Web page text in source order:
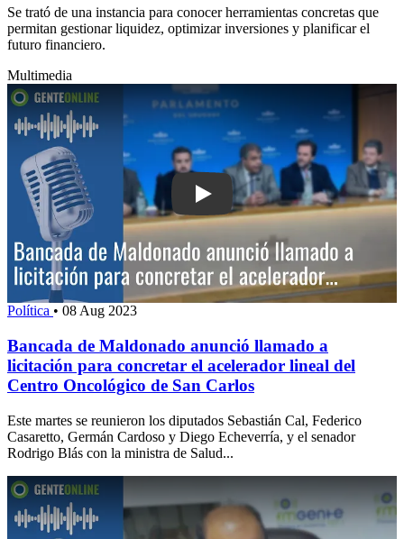
Se trató de una instancia para conocer herramientas concretas que
permitan gestionar liquidez, optimizar inversiones y planificar el
futuro financiero.
Multimedia
Play: Bancada de Maldonado
Política • 08 Aug 2023
Bancada de Maldonado anunció llamado a
licitación para concretar el acelerador lineal del
Centro Oncológico de San Carlos
Este martes se reunieron los diputados Sebastián Cal, Federico
Casaretto, Germán Cardoso y Diego Echeverría, y el senador
Rodrigo Blás con la ministra de Salud...